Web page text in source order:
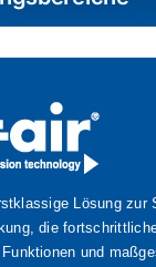
Lösung zur
die
Funktionen und